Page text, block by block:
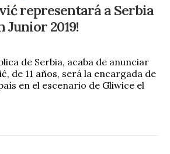
representará a Serbia
Junior 2019!
de Serbia, acaba de anunciar
de 11 años, será la encargada de
en el escenario de Gliwice el